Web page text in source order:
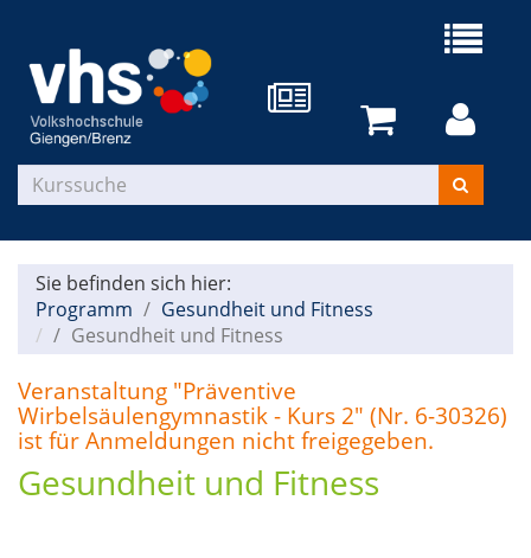
Sie befinden sich hier:
Programm
Gesundheit und Fitness
Gesundheit und Fitness
Veranstaltung "Präventive
Wirbelsäulengymnastik - Kurs 2" (Nr. 6-30326)
ist für Anmeldungen nicht freigegeben.
Gesundheit und Fitness